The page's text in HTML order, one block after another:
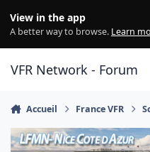
View in the app
A better way to browse. Learn
VFR Network - Forum
Accueil France VFR